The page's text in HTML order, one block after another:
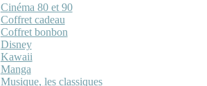
Cinéma 80 et 90
Coffret cadeau
Coffret bonbon
Disney
Kawaii
Manga
Musique, les classiques